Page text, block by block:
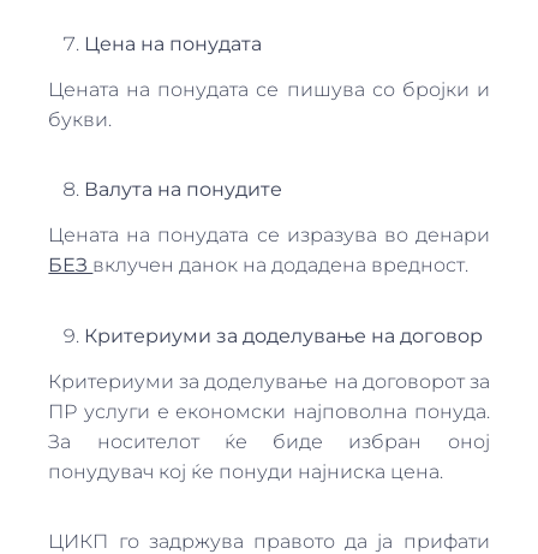
Цена на понудата
Цената на понудата се пишува со бројки и
букви.
Валута на понудите
Цената на понудата се изразува во денари
БЕЗ вклучен данок на додадена вредност.
Критериуми за доделување на договор
Критериуми за доделување на договорот за
ПР услуги е економски најповолна понуда.
За носителот ќе биде избран оној
понудувач кој ќе понуди најниска цена.
ЦИКП го задржува правото да ја прифати